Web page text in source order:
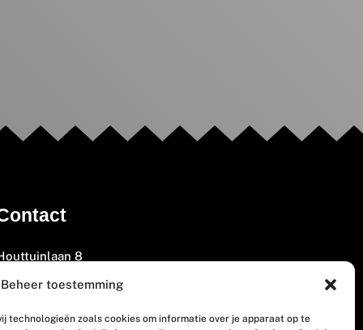
Beheer toestemming
technologieën zoals cookies om informatie over je apparaat op te
8
GM Woerden
405 200